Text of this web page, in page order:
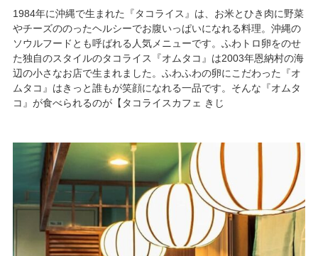
1984年に沖縄で生まれた『タコライス』は、お米とひき肉に野菜
やチーズののったヘルシーでお腹いっぱいになれる料理。沖縄の
ソウルフードとも呼ばれる人気メニューです。ふわトロ卵をのせ
た独自のスタイルのタコライス『オムタコ』は2003年恩納村の海
辺の小さなお店で生まれました。ふわふわの卵にこだわった『オ
ムタコ』はきっと誰もが笑顔になれる一品です。そんな『オムタ
コ』が食べられるのが【タコライスカフェ きじ